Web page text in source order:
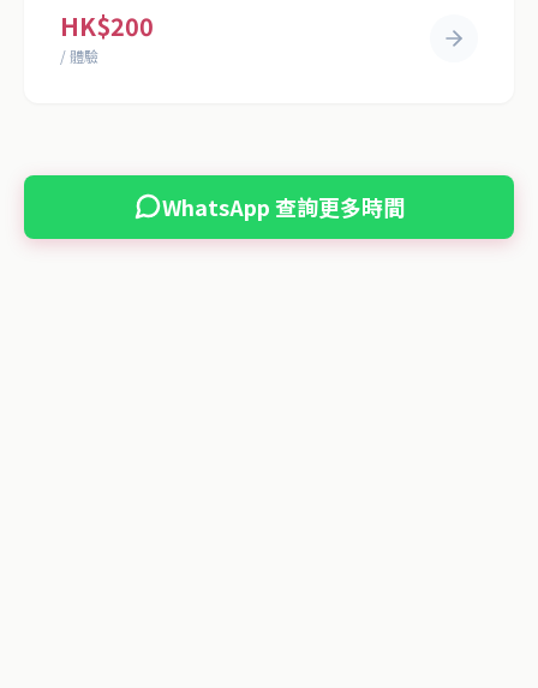
HK$200
/ 體驗
WhatsApp 查詢更多時間